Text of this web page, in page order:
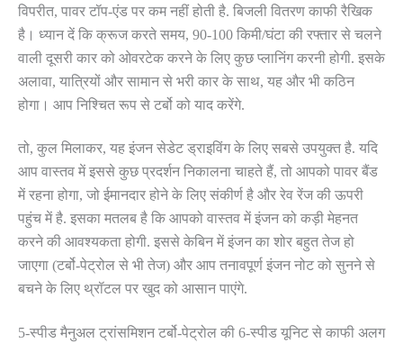
विपरीत, पावर टॉप-एंड पर कम नहीं होती है. बिजली वितरण काफी रैखिक
है। ध्यान दें कि क्रूज करते समय, 90-100 किमी/घंटा की रफ्तार से चलने
वाली दूसरी कार को ओवरटेक करने के लिए कुछ प्लानिंग करनी होगी. इसके
अलावा, यात्रियों और सामान से भरी कार के साथ, यह और भी कठिन
होगा। आप निश्चित रूप से टर्बो को याद करेंगे.
तो, कुल मिलाकर, यह इंजन सेडेट ड्राइविंग के लिए सबसे उपयुक्त है. यदि
आप वास्तव में इससे कुछ प्रदर्शन निकालना चाहते हैं, तो आपको पावर बैंड
में रहना होगा, जो ईमानदार होने के लिए संकीर्ण है और रेव रेंज की ऊपरी
पहुंच में है. इसका मतलब है कि आपको वास्तव में इंजन को कड़ी मेहनत
करने की आवश्यकता होगी. इससे केबिन में इंजन का शोर बहुत तेज हो
जाएगा (टर्बो-पेट्रोल से भी तेज) और आप तनावपूर्ण इंजन नोट को सुनने से
बचने के लिए थ्रॉटल पर खुद को आसान पाएंगे.
5-स्पीड मैनुअल ट्रांसमिशन टर्बो-पेट्रोल की 6-स्पीड यूनिट से काफी अलग